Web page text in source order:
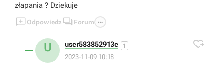
złapania ? Dziekuje
Odpowiedz  Forum 
U user583852913e 1
2023-11-09 10:18
